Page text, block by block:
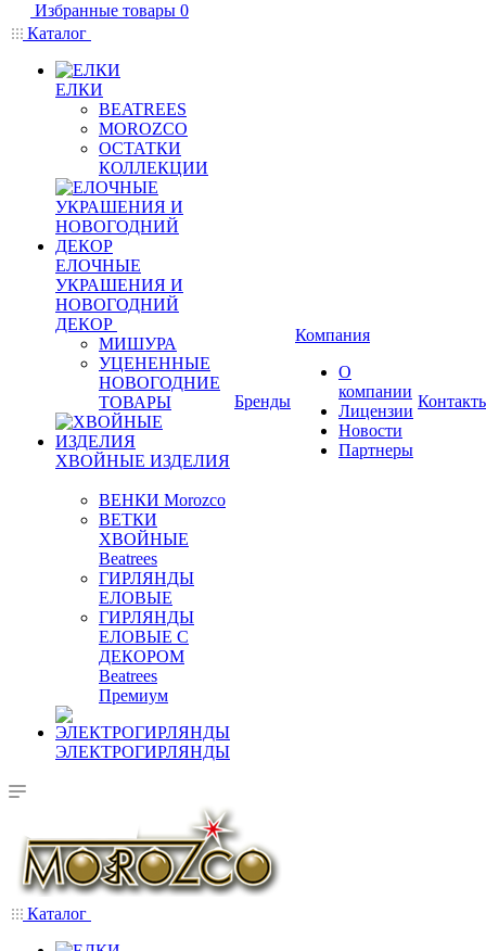
Избранные товары 0
Каталог
ЕЛКИ
BEATREES
MOROZCO
ОСТАТКИ
КОЛЛЕКЦИИ
ЕЛОЧНЫЕ
УКРАШЕНИЯ И
НОВОГОДНИЙ
ДЕКОР
МИШУРА
УЦЕНЕННЫЕ
НОВОГОДНИЕ
ТОВАРЫ
ХВОЙНЫЕ ИЗДЕЛИЯ
ВЕНКИ Morozco
ВЕТКИ
ХВОЙНЫЕ
Beatrees
ГИРЛЯНДЫ
ЕЛОВЫЕ
ГИРЛЯНДЫ
ЕЛОВЫЕ С
ДЕКОРОМ
Beatrees
Премиум
ЭЛЕКТРОГИРЛЯНДЫ
Бренды
Компания
О
компании
Лицензии
Новости
Партнеры
Каталог